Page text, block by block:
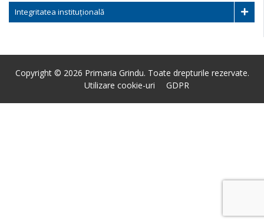
Integritatea instituțională
Copyright © 2026 Primaria Grindu. Toate drepturile rezervate.
Utilizare cookie-uri
GDPR